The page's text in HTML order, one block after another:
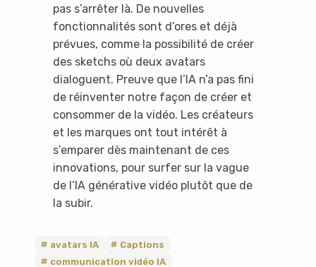
pas s’arrêter là. De nouvelles
fonctionnalités sont d’ores et déjà
prévues, comme la possibilité de créer
des sketchs où deux avatars
dialoguent. Preuve que l’IA n’a pas fini
de réinventer notre façon de créer et
consommer de la vidéo. Les créateurs
et les marques ont tout intérêt à
s’emparer dès maintenant de ces
innovations, pour surfer sur la vague
de l’IA générative vidéo plutôt que de
la subir.
avatars IA
Captions
communication vidéo IA